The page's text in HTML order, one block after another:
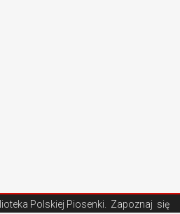
Polskiej Piosenki . Zapoznaj się